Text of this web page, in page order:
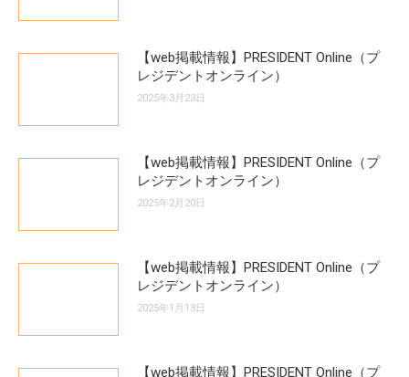
【web掲載情報】PRESIDENT Online（プ
レジデントオンライン）
2025年3月23日
【web掲載情報】PRESIDENT Online（プ
レジデントオンライン）
2025年2月20日
【web掲載情報】PRESIDENT Online（プ
レジデントオンライン）
2025年1月13日
【web掲載情報】PRESIDENT Online（プ